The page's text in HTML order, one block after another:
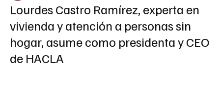
Lourdes Castro Ramírez, experta en
vivienda y atención a personas sin
hogar, asume como presidenta y CEO
de HACLA